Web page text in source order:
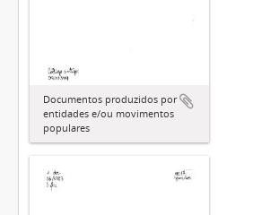
Documentos produzidos por
entidades e/ou movimentos
populares